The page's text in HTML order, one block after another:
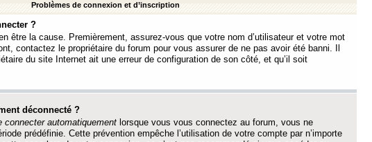
Problèmes de connexion et d’inscription
?
être la cause. Premièrement, assurez-vous que votre nom d’utilisateur et votre mot
contactez le propriétaire du forum pour vous assurer de ne pas avoir été banni. Il
du site Internet ait une erreur de configuration de son côté, et qu’il soit
déconnecté ?
connecter automatiquement lorsque vous vous connectez au forum, vous ne
prédéfinie. Cette prévention empêche l’utilisation de votre compte par n’importe